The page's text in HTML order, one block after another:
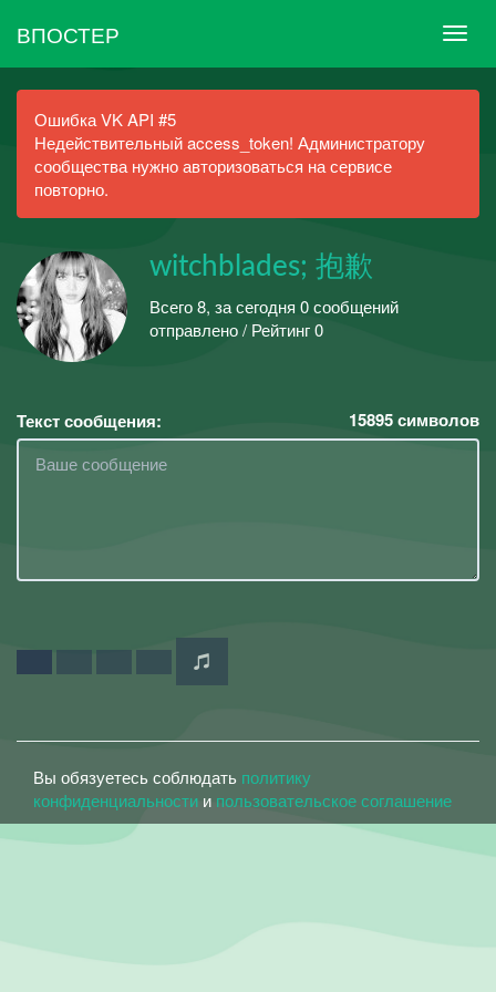
ВПОСТЕР
Ошибка VK API #5
Недействительный access_token! Администратору
сообщества нужно авторизоваться на сервисе
повторно.
witchblades; 抱歉
Всего 8, за сегодня 0 сообщений
отправлено / Рейтинг 0
Текст сообщения: 15895символов
Вы обязуетесь соблюдать политику
конфиденциальности и пользовательское соглашение